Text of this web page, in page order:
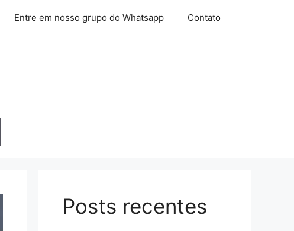
Entre em nosso grupo do Whatsapp Contato
Posts recentes